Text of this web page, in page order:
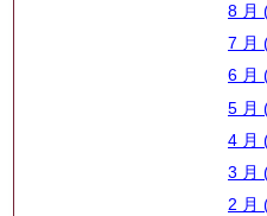
8 月
7 月
6 月
5 月
4 月
3 月
2 月